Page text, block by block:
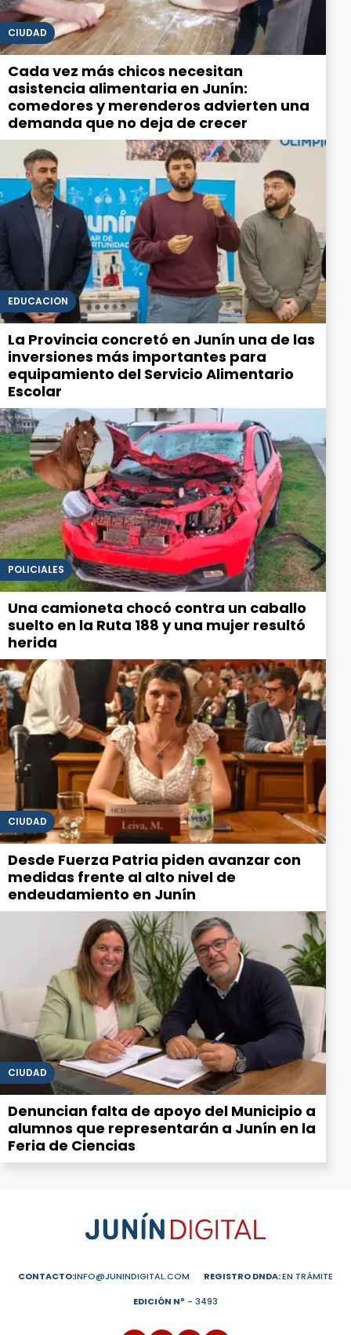
CIUDAD
Cada vez más chicos necesitan
asistencia alimentaria en Junín:
comedores y merenderos advierten una
demanda que no deja de crecer
EDUCACIÓN
La Provincia concretó en Junín una de las
inversiones más importantes para
equipamiento del Servicio Alimentario
Escolar
POLICIALES
Una camioneta chocó contra un caballo
suelto en la Ruta 188 y una mujer resultó
herida
CIUDAD
Desde Fuerza Patria piden avanzar con
medidas frente al alto nivel de
endeudamiento en Junín
CIUDAD
Denuncian falta de apoyo del Municipio a
alumnos que representarán a Junín en la
Feria de Ciencias
CONTACTO:INFO@JUNINDIGITAL.COM REGISTRO DNDA:EN TRÁMITE
EDICIÓN Nº - 3493